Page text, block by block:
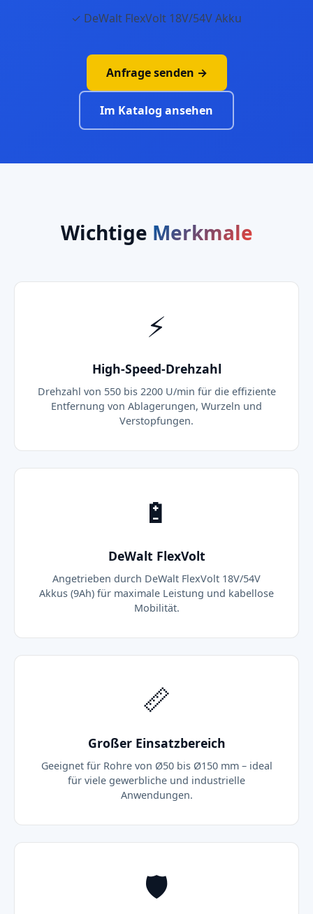
✓ DeWalt FlexVolt 18V/54V Akku
Anfrage senden →
Im Katalog ansehen
Wichtige Merkmale
⚡
High-Speed-Drehzahl
Drehzahl von 550 bis 2200 U/min für die effiziente
Entfernung von Ablagerungen, Wurzeln und
Verstopfungen.
🔋
DeWalt FlexVolt
Angetrieben durch DeWalt FlexVolt 18V/54V
Akkus (9Ah) für maximale Leistung und kabellose
Mobilität.
📏
Großer Einsatzbereich
Geeignet für Rohre von Ø50 bis Ø150 mm – ideal
für viele gewerbliche und industrielle
Anwendungen.
🛡️